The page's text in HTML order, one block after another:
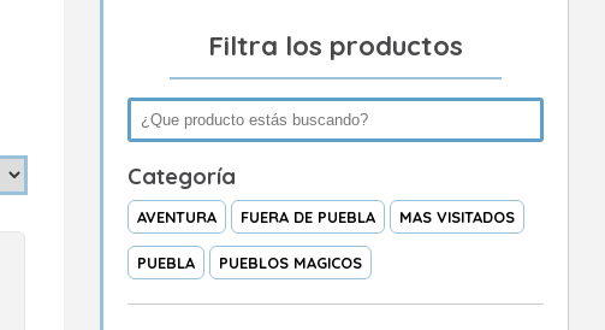
Filtra los productos
Categoría
AVENTURA FUERA DE PUEBLA MAS VISITADOS
PUEBLA PUEBLOS MAGICOS